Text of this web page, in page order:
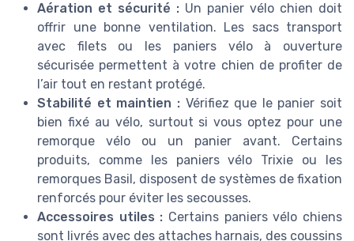
Aération et sécurité : Un panier vélo chien doit
offrir une bonne ventilation. Les sacs transport
avec filets ou les paniers vélo à ouverture
sécurisée permettent à votre chien de profiter de
l’air tout en restant protégé.
Stabilité et maintien :Vérifiez que le panier soit
bien fixé au vélo, surtout si vous optez pour une
remorque vélo ou un panier avant. Certains
produits, comme les paniers vélo Trixie ou les
remorques Basil, disposent de systèmes de fixation
renforcés pour éviter les secousses.
Accessoires utiles : Certains paniers vélo chiens
sont livrés avec des attaches harnais, des coussins